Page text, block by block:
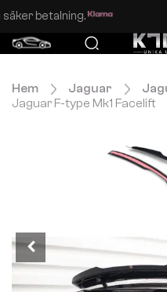
Enkel och säker betalning.
Hem Jaguar
Jaguar F-type Mk1 Facelift